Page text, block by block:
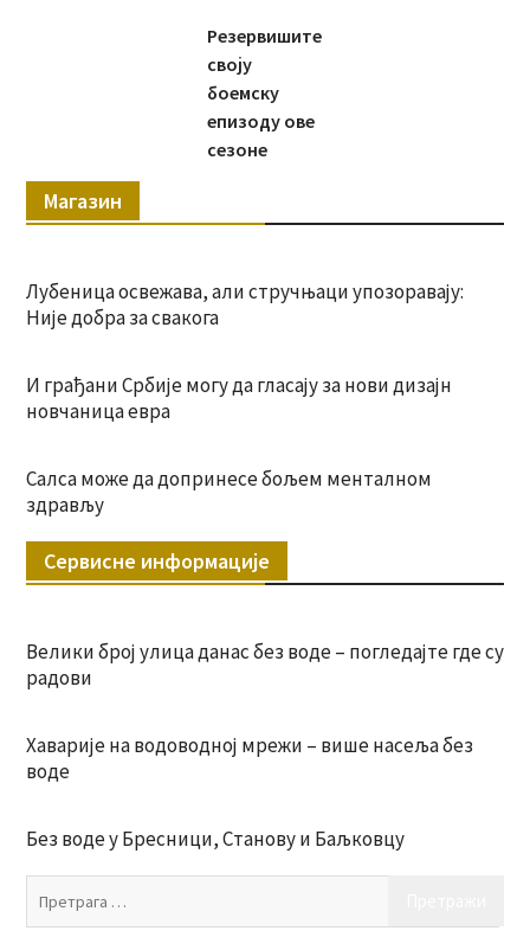
Резервишите
своју
боемску
епизоду ове
сезоне
Магазин
Лубеница освежава, али стручњаци упозоравају:
Није добра за свакога
И грађани Србије могу да гласају за нови дизајн
новчаница евра
Салса може да допринесе бољем менталном
здрављу
Сервисне информације
Велики број улица данас без воде – погледајте где су
радови
Хаварије на водоводној мрежи – више насеља без
воде
Без воде у Бресници, Станову и Баљковцу